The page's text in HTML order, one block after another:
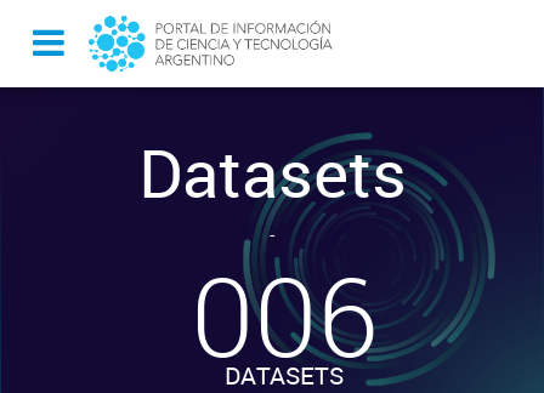
Datasets
-
006
DATASETS